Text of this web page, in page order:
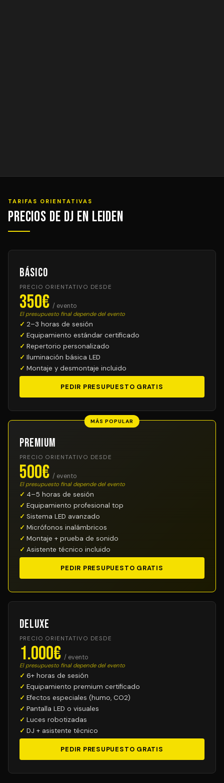
TARIFAS ORIENTATIVAS
Precios de DJ en Leiden
Básico
PRECIO ORIENTATIVO DESDE
350€ / evento
El presupuesto final depende del evento
2–3 horas de sesión
Equipamiento estándar certificado
Repertorio personalizado
Iluminación básica LED
Montaje y desmontaje incluido
PEDIR PRESUPUESTO GRATIS
MÁS POPULAR
Premium
PRECIO ORIENTATIVO DESDE
500€ / evento
El presupuesto final depende del evento
4–5 horas de sesión
Equipamiento profesional top
Sistema LED avanzado
Micrófonos inalámbricos
Montaje + prueba de sonido
Asistente técnico incluido
PEDIR PRESUPUESTO GRATIS
Deluxe
PRECIO ORIENTATIVO DESDE
1.000€ / evento
El presupuesto final depende del evento
6+ horas de sesión
Equipamiento premium certificado
Efectos especiales (humo, CO2)
Pantalla LED o visuales
Luces robotizadas
DJ + asistente técnico
PEDIR PRESUPUESTO GRATIS